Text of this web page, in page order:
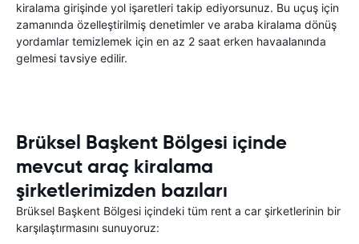
kiralama girişinde yol işaretleri takip ediyorsunuz. Bu uçuş için
zamanında özelleştirilmiş denetimler ve araba kiralama dönüş
yordamlar temizlemek için en az 2 saat erken havaalanında
gelmesi tavsiye edilir.
Brüksel Başkent Bölgesi içinde
mevcut araç kiralama
şirketlerimizden bazıları
Brüksel Başkent Bölgesi içindeki tüm rent a car şirketlerinin bir
karşılaştırmasını sunuyoruz: